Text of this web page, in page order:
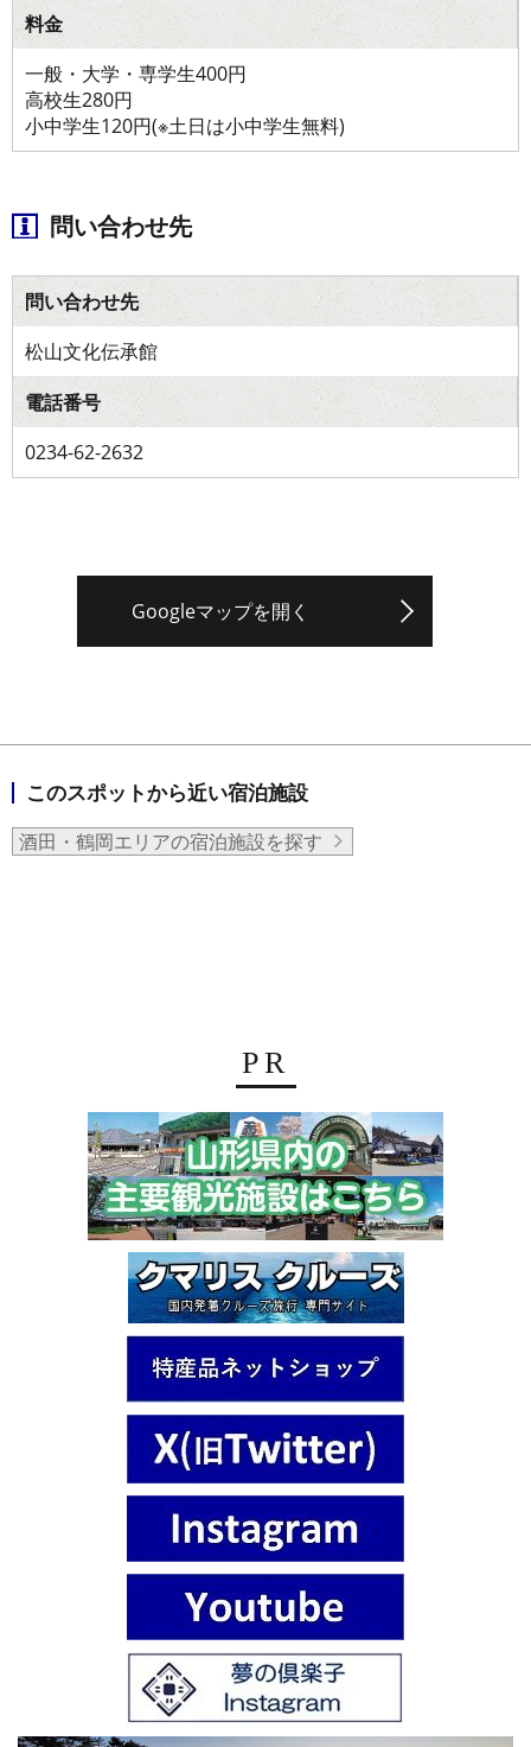
料金
一般・大学・専学生400円
高校生280円
小中学生120円(※土日は小中学生無料)
問い合わせ先
問い合わせ先
松山文化伝承館
電話番号
0234-62-2632
Googleマップを開く
このスポットから近い宿泊施設
酒田・鶴岡エリアの宿泊施設を探す
PR